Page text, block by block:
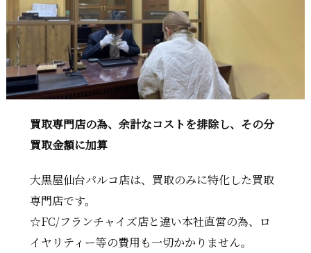
買取専門店の為、余計なコストを排除し、その分
買取金額に加算
大黒屋仙台パルコ店は、買取のみに特化した買取
専門店です。
☆FC/フランチャイズ店と違い本社直営の為、ロ
イヤリティー等の費用も一切かかりません。